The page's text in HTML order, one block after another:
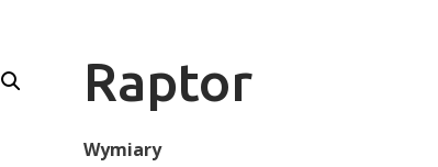
Raptor
Wymiary